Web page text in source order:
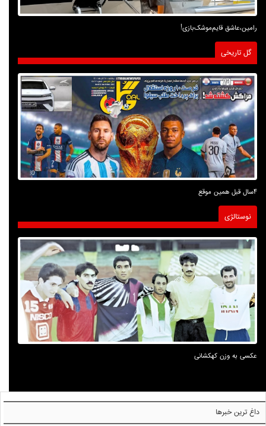
رامین،عاشق قایم‌موشک‌بازی!
گل تاریخی
4سال قبل همین موقع
نوستالژی
عکسی به وزن کهکشانی
داغ ترین خبرها